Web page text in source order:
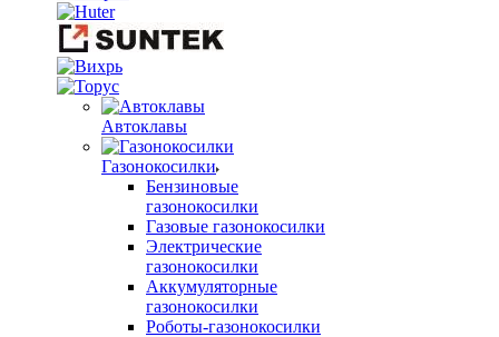
Автоклавы
Газонокосилки
Бензиновые
газонокосилки
Газовые газонокосилки
Электрические
газонокосилки
Аккумуляторные
газонокосилки
Роботы-газонокосилки